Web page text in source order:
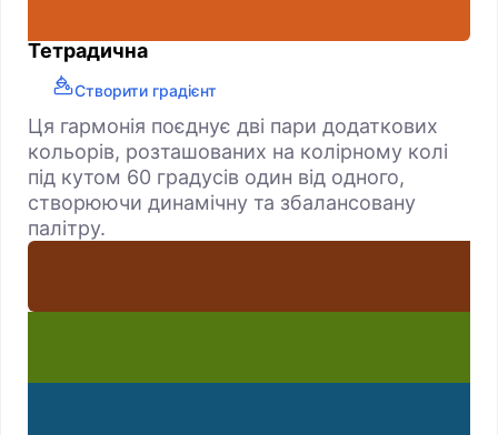
Тетрадична
Створити градієнт
Ця гармонія поєднує дві пари додаткових
кольорів, розташованих на колірному колі
під кутом 60 градусів один від одного,
створюючи динамічну та збалансовану
палітру.